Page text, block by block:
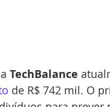
TechBalance
de R$ 742 mil. O